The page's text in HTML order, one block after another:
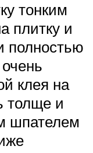
тонким
плитку и
полностью
клея на
толще и
шпателем